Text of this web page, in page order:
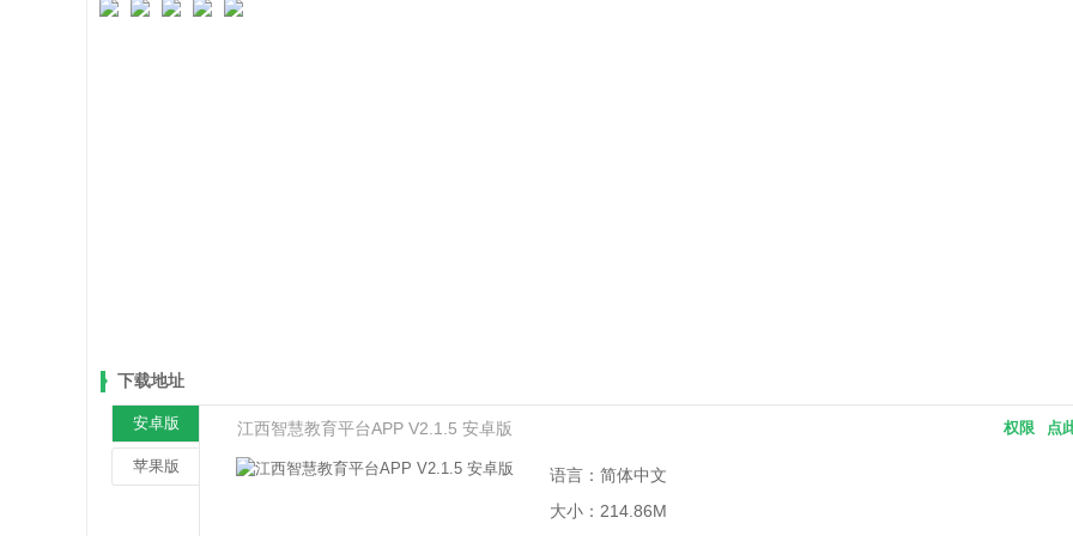
下载地址
安卓版
苹果版
江西智慧教育平台APP V2.1.5 安卓版 点
权限
语言：简体中文
大小：214.86M